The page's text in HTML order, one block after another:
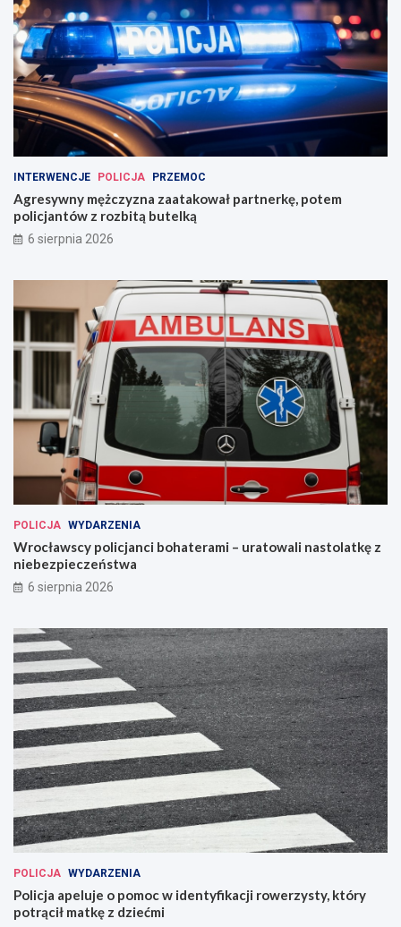
INTERWENCJE POLICJA PRZEMOC
Agresywny mężczyzna zaatakował partnerkę, potem
policjantów z rozbitą butelką
6 sierpnia 2026
POLICJA WYDARZENIA
Wrocławscy policjanci bohaterami – uratowali nastolatkę z
niebezpieczeństwa
6 sierpnia 2026
POLICJA WYDARZENIA
Policja apeluje o pomoc w identyfikacji rowerzysty, który
potrącił matkę z dziećmi